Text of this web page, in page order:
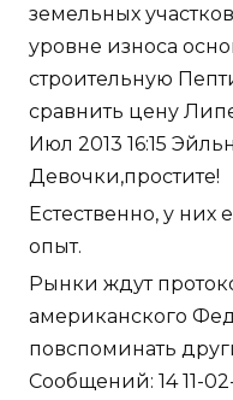
земельных
уровне износа
строительную
сравнить цену
Июл 2013 16:15
Девочки,простите!
Естественно, у них
опыт.
Рынки ждут
американского
повспоминать
Сообщений: 14 11-